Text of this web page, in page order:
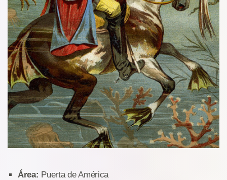
Área: Puerta de América